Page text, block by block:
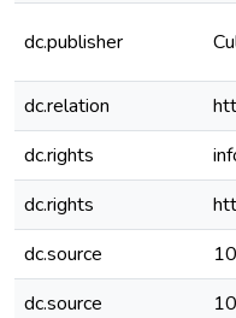
dc.publisher
dc.relation
dc.rights
dc.rights
dc.source
dc.source